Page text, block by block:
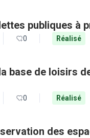
publiques à
0 Réalisé
base de loisirs
0 Réalisé
des